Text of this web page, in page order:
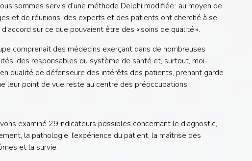
sommes servis d’une méthode Delphi modifiée : au moyen de
et de réunions, des experts et des patients ont cherché à se
sur ce que pouvaient être des « soins de qualité ».
comprenait des médecins exerçant dans de nombreuses
des responsables du système de santé et, surtout, moi-
qualité de défenseure des intérêts des patients, prenant garde
leur point de vue reste au centre des préoccupations.
examiné 29 indicateurs possibles concernant le diagnostic,
la pathologie, l’expérience du patient, la maîtrise des
et la survie.